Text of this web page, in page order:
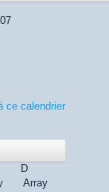
D
Array